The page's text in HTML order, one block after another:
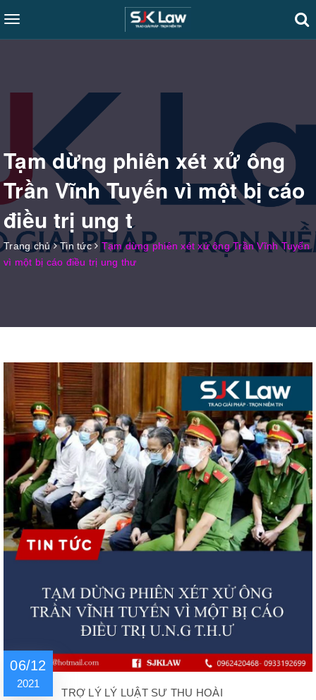
Toggle
navigation
Tạm dừng phiên xét xử ông
Trần Vĩnh Tuyến vì một bị cáo
điều trị ung t
Trang chủ Tin tức
Tạm dừng phiên xét xử ông Trần Vĩnh Tuyến
vì một bị cáo điều trị ung thư
06/12
2021
TRỢ LÝ LÝ LUẬT SƯ THU HOÀI